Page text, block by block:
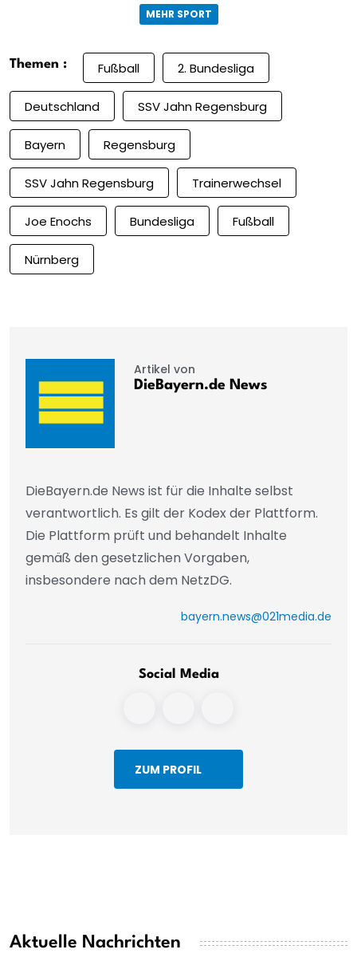
MEHR SPORT
Themen : Fußball 2. Bundesliga
Deutschland SSV Jahn Regensburg
Bayern Regensburg
SSV Jahn Regensburg Trainerwechsel
Joe Enochs Bundesliga Fußball
Nürnberg
Artikel von
DieBayern.de News
DieBayern.de News ist für die Inhalte selbst
verantwortlich. Es gilt der Kodex der Plattform.
Die Plattform prüft und behandelt Inhalte
gemäß den gesetzlichen Vorgaben,
insbesondere nach dem NetzDG.
bayern.news@021media.de
Social Media
ZUM PROFIL
Aktuelle Nachrichten